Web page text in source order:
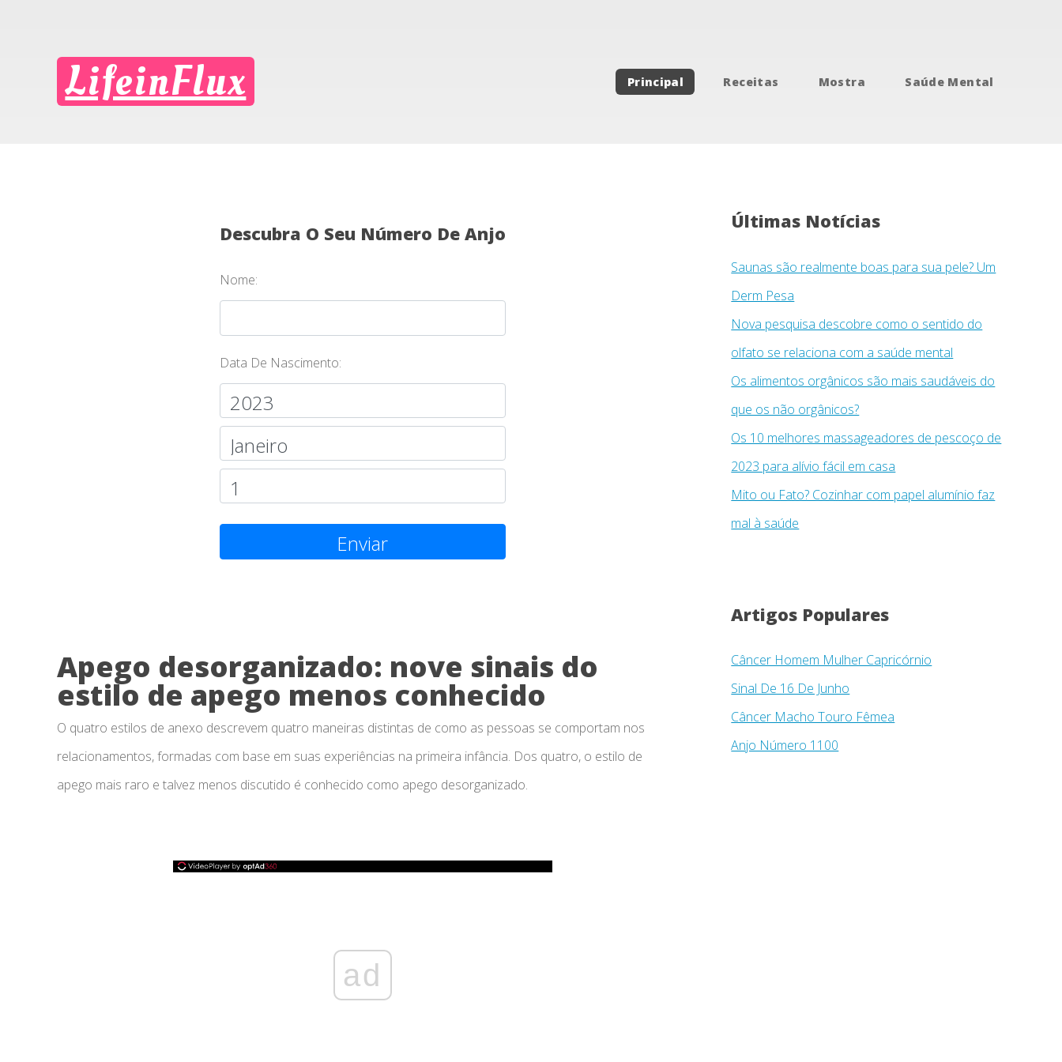
LifeinFlux Principal Receitas Mostra Saúde Mental
Descubra O Seu Número De Anjo
Nome:
Data De Nascimento:
Enviar
Apego desorganizado: nove sinais do
estilo de apego menos conhecido
O quatro estilos de anexo descrevem quatro maneiras distintas de como as pessoas se comportam nos
relacionamentos, formadas com base em suas experiências na primeira infância. Dos quatro, o estilo de
apego mais raro e talvez menos discutido é conhecido como apego desorganizado.
ad
Últimas Notícias
Saunas são realmente boas para sua pele? Um
Derm Pesa
Nova pesquisa descobre como o sentido do
olfato se relaciona com a saúde mental
Os alimentos orgânicos são mais saudáveis ​​do
que os não orgânicos?
Os 10 melhores massageadores de pescoço de
2023 para alívio fácil em casa
Mito ou Fato? Cozinhar com papel alumínio faz
mal à saúde
Artigos Populares
Câncer Homem Mulher Capricórnio
Sinal De 16 De Junho
Câncer Macho Touro Fêmea
Anjo Número 1100